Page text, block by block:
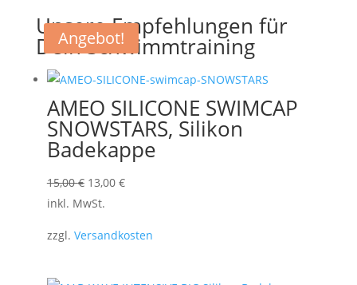
groß
Menge
Unsere Empfehlungen für
Dein Schwimmtraining
Angebot!
AMEO SILICONE SWIMCAP
SNOWSTARS, Silikon
Badekappe
15,00€ Ursprünglicher
Preis
15,00 €
13,00 €Aktueller
13,00 €.
inkl. MwSt.
zzgl. Versandkosten